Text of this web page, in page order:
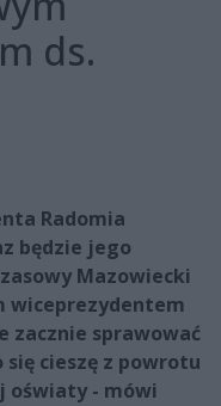
ds.
Radomia
będzie jego
Mazowiecki
wiceprezydentem
zacznie sprawować
się cieszę z powrotu
oświaty - mówi